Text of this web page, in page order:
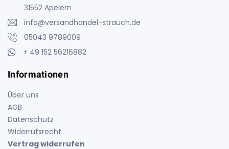
31552 Apelern
info@versandhandel-strauch.de
05043 9789009
+ 49 152 56216882
Informationen
Über uns
AGB
Datenschutz
Widerrufsrecht
Vertrag widerrufen